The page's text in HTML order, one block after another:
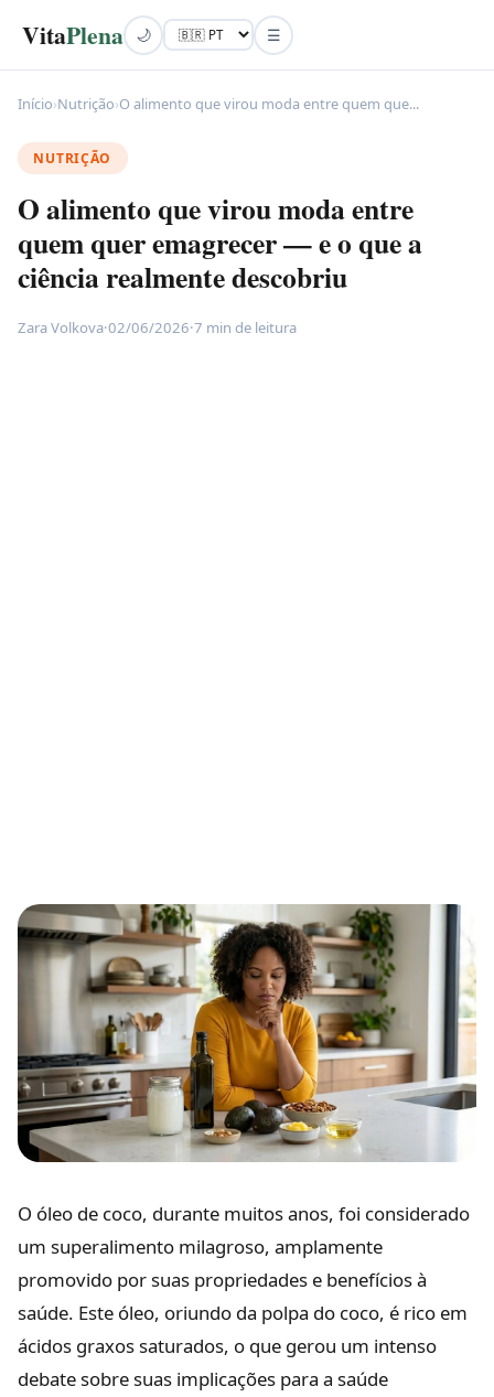
VitaPlena 🌙 ☰
Início›Nutrição›O alimento que virou moda entre quem que...
NUTRIÇÃO
O alimento que virou moda entre
quem quer emagrecer — e o que a
ciência realmente descobriu
Zara Volkova·02/06/2026·7 min de leitura
O óleo de coco, durante muitos anos, foi considerado
um superalimento milagroso, amplamente
promovido por suas propriedades e benefícios à
saúde. Este óleo, oriundo da polpa do coco, é rico em
ácidos graxos saturados, o que gerou um intenso
debate sobre suas implicações para a saúde